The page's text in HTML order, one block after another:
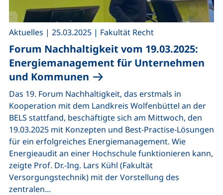
Forum Nachhaltigkeit vom 19.03.2025:
Energiemanagement für Unternehmen
und Kommunen
Aktuelles | 25.03.2025 | Fakultät Recht
Das 19. Forum Nachhaltigkeit, das erstmals in
Kooperation mit dem Landkreis Wolfenbüttel an der
BELS stattfand, beschäftigte sich am Mittwoch, den
19.03.2025 mit Konzepten und Best-Practise-Lösungen
für ein erfolgreiches Energiemanagement. Wie
Energieaudit an einer Hochschule funktionieren kann,
zeigte Prof. Dr.-Ing. Lars Kühl (Fakultät
Versorgungstechnik) mit der Vorstellung des
zentralen...